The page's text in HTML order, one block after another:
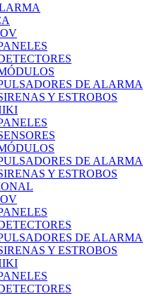
DE ALARMA
Y ESTROBOS
DE ALARMA
Y ESTROBOS
DE ALARMA
Y ESTROBOS